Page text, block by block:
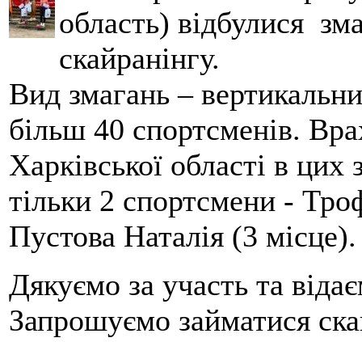
область) відбулися
скайранінгу.
Вид змагань –
більш 40 спортсменів.
Харківської області в
тільки 2 спортсмени -
Пустова Наталія (3 місце).
Дякуємо за участь та
Запрошуємо займатися